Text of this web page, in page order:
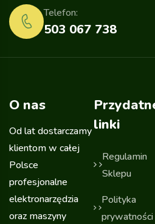
503 067 738
Telefon:
O nas
Od lat dostarczamy
klientom w całej
Polsce
profesjonalne
elektronarzędzia
oraz maszyny
linki
Regulamin
Sklepu
Polityka
prywatności